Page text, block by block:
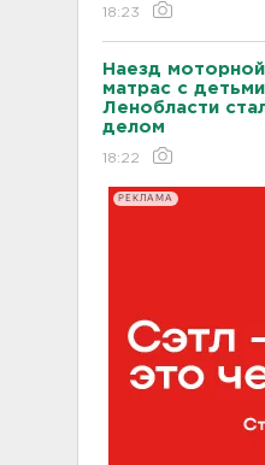
18:23
Наезд
матрас с
Ленобласти
делом
18:22
РЕКЛАМА